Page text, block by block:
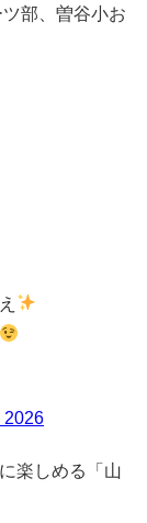
部、曽谷小お
2026
楽しめる「山